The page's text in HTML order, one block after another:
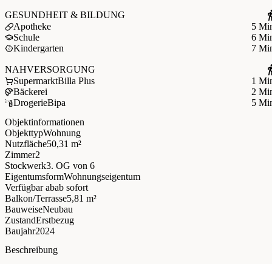
GESUNDHEIT & BILDUNG
Apotheke
5
Schule
6
Kindergarten
7
NAHVERSORGUNG
SupermarktBilla Plus
1
Bäckerei
2
DrogerieBipa
5
Objektinformationen
ObjekttypWohnung
Nutzfläche50,31 m²
Zimmer2
Stockwerk3. OG von 6
EigentumsformWohnungseigentum
Verfügbar abab sofort
Balkon/Terrasse5,81 m²
BauweiseNeubau
ZustandErstbezug
Baujahr2024
Beschreibung